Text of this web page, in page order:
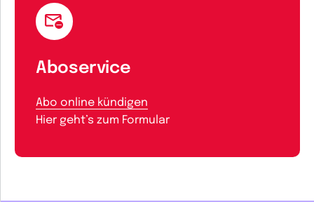
Aboservice
Abo online kündigen
Hier geht’s zum Formular